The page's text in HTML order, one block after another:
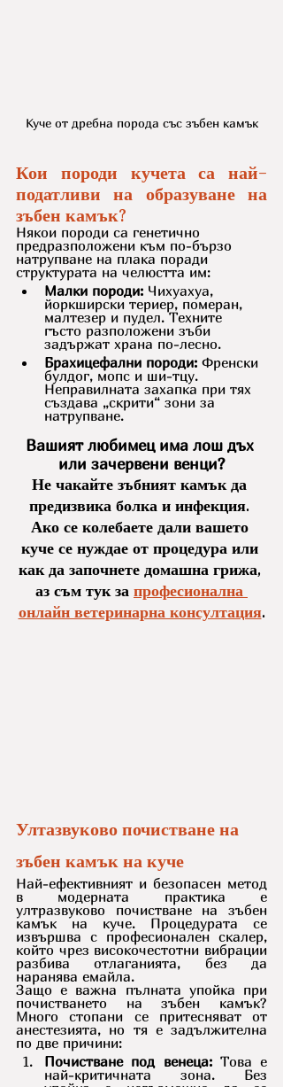
Куче от дребна порода със зъбен камък
Кои породи кучета са най-
податливи на образуване на
зъбен камък?
Някои породи са генетично
предразположени към по-бързо
натрупване на плака поради
структурата на челюстта им:
Малки породи: Чихуахуа,
йоркширски териер, померан,
малтезер и пудел. Техните
гъсто разположени зъби
задържат храна по-лесно.
Брахицефални породи: Френски
булдог, мопс и ши-тцу.
Неправилната захапка при тях
създава „скрити“ зони за
натрупване.
Вашият любимец има лош дъх
или зачервени венци?
Не чакайте зъбният камък да
предизвика болка и инфекция.
Ако се колебаете дали вашето
куче се нуждае от процедура или
как да започнете домашна грижа,
аз съм тук за професионална
онлайн ветеринарна консултация.
Ултазвуково почистване на
зъбен камък на куче
Най-ефективният и безопасен метод
в модерната практика е
ултразвуково почистване на зъбен
камък на куче. Процедурата се
извършва с професионален скалер,
който чрез високочестотни вибрации
разбива отлаганията, без да
наранява емайла.
Защо е важна пълната упойка при
почистването на зъбен камък?
Много стопани се притесняват от
анестезията, но тя е задължителна
по две причини:
Почистване под венеца: Това е
най-критичната зона. Без